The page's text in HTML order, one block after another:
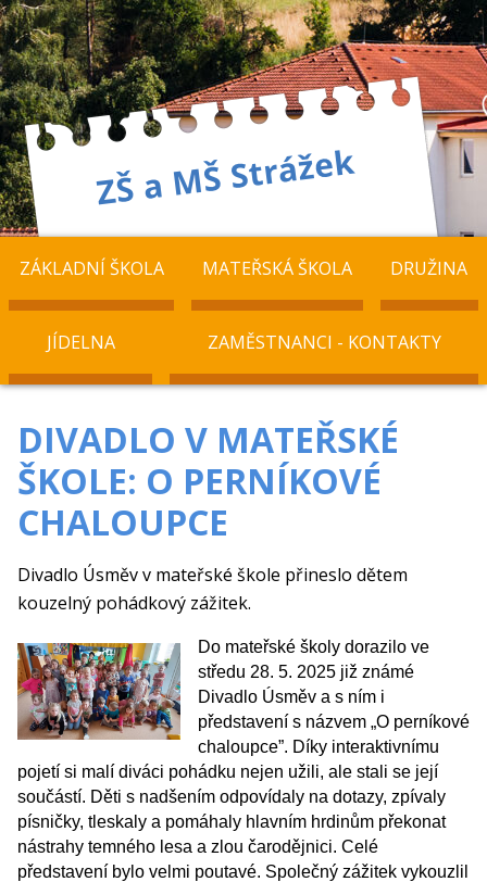
ZÁKLADNÍ ŠKOLA MATEŘSKÁ ŠKOLA DRUŽINA
JÍDELNA ZAMĚSTNANCI - KONTAKTY
DIVADLO V MATEŘSKÉ
ŠKOLE: O PERNÍKOVÉ
CHALOUPCE
Divadlo Úsměv v mateřské škole přineslo dětem
kouzelný pohádkový zážitek.
Do mateřské školy dorazilo ve
středu 28. 5. 2025 již známé
Divadlo Úsměv a s ním i
představení s názvem „O perníkové
chaloupce”. Díky interaktivnímu
pojetí si malí diváci pohádku nejen užili, ale stali se její
součástí. Děti s nadšením odpovídaly na dotazy, zpívaly
písničky, tleskaly a pomáhaly hlavním hrdinům překonat
nástrahy temného lesa a zlou čarodějnici. Celé
představení bylo velmi poutavé. Společný zážitek vykouzlil